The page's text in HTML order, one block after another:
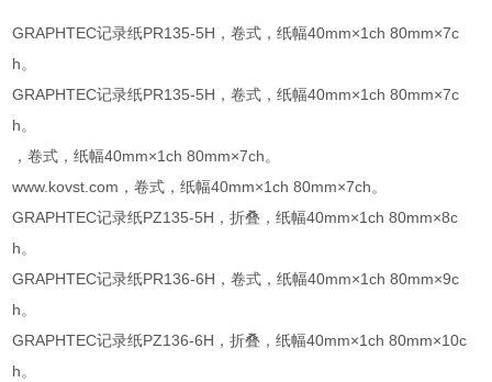
GRAPHTEC记录纸PR135-5H，卷式，纸幅40mm×1ch 80mm×7c
h。
GRAPHTEC记录纸PR135-5H，卷式，纸幅40mm×1ch 80mm×7c
h。
，卷式，纸幅40mm×1ch 80mm×7ch。
www.kovst.com，卷式，纸幅40mm×1ch 80mm×7ch。
GRAPHTEC记录纸PZ135-5H，折叠，纸幅40mm×1ch 80mm×8c
h。
GRAPHTEC记录纸PR136-6H，卷式，纸幅40mm×1ch 80mm×9c
h。
GRAPHTEC记录纸PZ136-6H，折叠，纸幅40mm×1ch 80mm×10c
h。